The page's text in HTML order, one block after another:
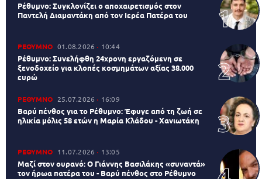
Ρέθυμνο: Συγκλονίζει ο αποχαιρετισμός στον
Παντελή Διαμαντάκη από τον Ιερέα Πατέρα του
ΡΕΘΥΜΝΟ 01.08.2026 10:44
Ρέθυμνο: Συνελήφθη 24χρονη εργαζόμενη σε
ξενοδοχείο για κλοπές κοσμημάτων αξίας 38.000
ευρώ
ΡΕΘΥΜΝΟ 25.07.2026 16:09
Βαρύ πένθος για το Ρέθυμνο: Έφυγε από τη ζωή σε
ηλικία μόλις 58 ετών η Μαρία Κλάδου - Χανιωτάκη
ΡΕΘΥΜΝΟ 11.07.2026 13:05
Μαζί στον ουρανό: Ο Γιάννης Βασιλάκης «συναντά»
τον ήρωα πατέρα του - Βαρύ πένθος στο Ρέθυμνο